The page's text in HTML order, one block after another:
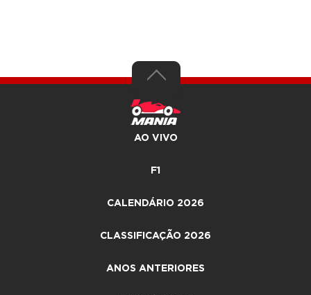
AO VIVO
F1
CALENDÁRIO 2026
CLASSIFICAÇÃO 2026
ANOS ANTERIORES